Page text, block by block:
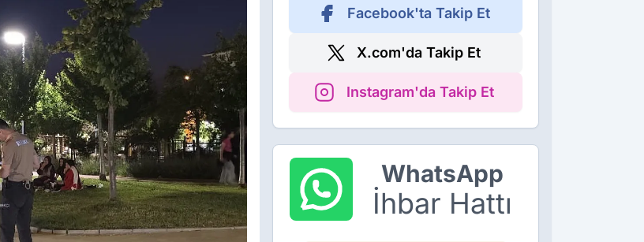
Facebook'ta Takip Et
X.com'da Takip Et
Instagram'da Takip Et
WhatsApp
İhbar Hattı